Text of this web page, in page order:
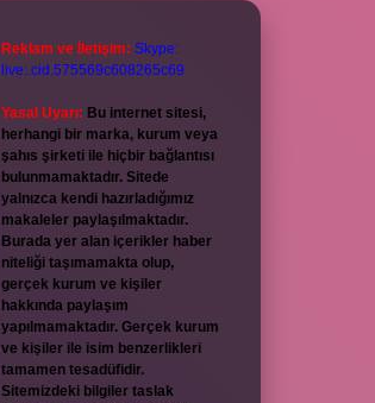
Reklam ve İletişim: Skype:
live:.cid.575569c608265c69
Yasal Uyarı: Bu internet sitesi,
herhangi bir marka, kurum veya
şahıs şirketi ile hiçbir bağlantısı
bulunmamaktadır. Sitede
yalnızca kendi hazırladığımız
makaleler paylaşılmaktadır.
Burada yer alan içerikler haber
niteliği taşımamakta olup,
gerçek kurum ve kişiler
hakkında paylaşım
yapılmamaktadır. Gerçek kurum
ve kişiler ile isim benzerlikleri
tamamen tesadüfidir.
Sitemizdeki bilgiler taslak